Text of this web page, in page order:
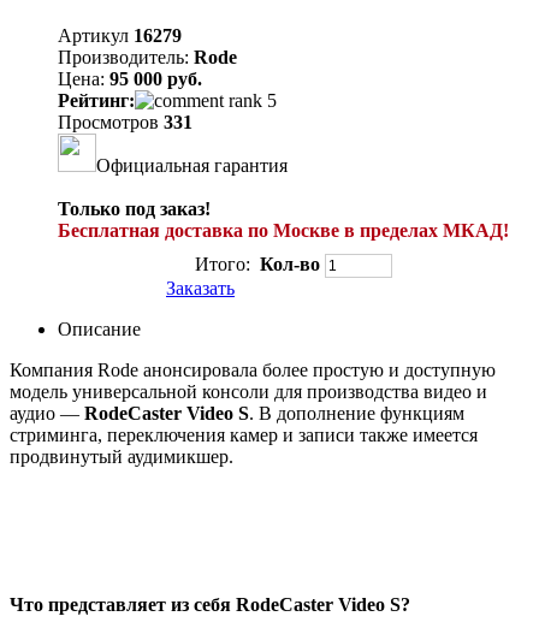
Артикул 16279
Производитель: Rode
Цена: 95 000 руб.
Рейтинг:
Просмотров 331
Официальная гарантия
Только под заказ!
Бесплатная доставка по Москве в пределах МКАД!
Итого: Кол-во
Заказать
Описание
Компания Rode анонсировала более простую и доступную
модель универсальной консоли для производства видео и
аудио — RodeCaster Video S. В дополнение функциям
стриминга, переключения камер и записи также имеется
продвинутый аудимикшер.
Что представляет из себя RodeCaster Video S?